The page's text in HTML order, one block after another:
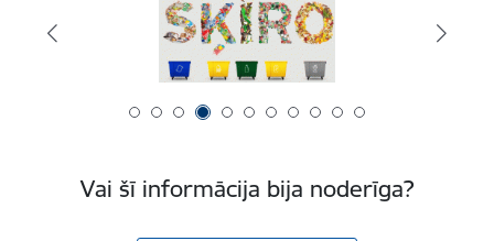
Vai šī informācija bija noderīga?